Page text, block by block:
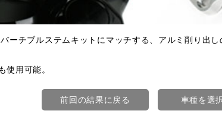
ーチブルステムキットにマッチする、アルミ削り出し
使用可能。
前回の結果に戻る 車種を選